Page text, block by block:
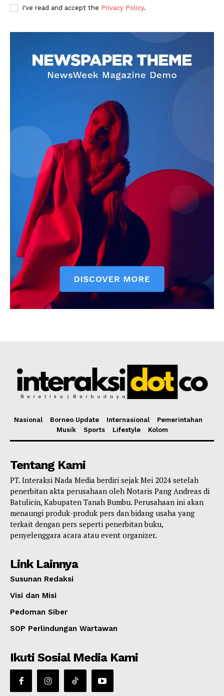
I've read and accept the Privacy Policy.
Nasional Borneo Update Internasional
Pemerintahan
Musik
Sports Lifestyle Kolom
Tentang Kami
PT. Interaksi Nada Media berdiri sejak Mei 2024 setelah
penerbitan akta perusahaan oleh Notaris Pang Andreas di
Batulicin, Kabupaten Tanah Bumbu. Perusahaan ini akan
menaungi produk-produk pers dan bidang usaha yang
terkait dengan pers seperti penerbitan buku,
penyelenggara acara atau event organizer.
Link Lainnya
Susunan Redaksi
Visi dan Misi
Pedoman Siber
SOP Perlindungan Wartawan
Ikuti Sosial Media Kami